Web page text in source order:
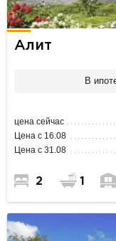
Алит
В
цена сейчас
Цена с 16.08
Цена с 31.08
2 1